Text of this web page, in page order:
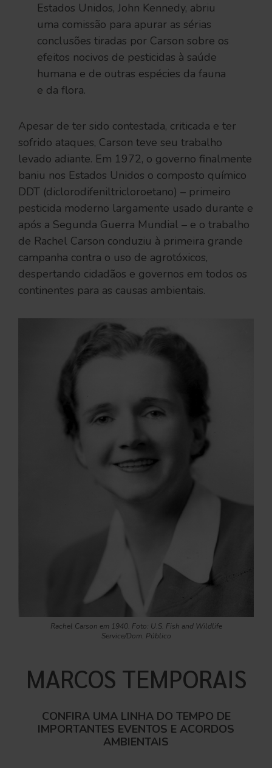
Estados Unidos, John Kennedy, abriu
uma comissão para apurar as sérias
conclusões tiradas por Carson sobre os
efeitos nocivos de pesticidas à saúde
humana e de outras espécies da fauna
e da flora.
Apesar de ter sido contestada, criticada e ter
sofrido ataques, Carson teve seu trabalho
levado adiante. Em 1972, o governo finalmente
baniu nos Estados Unidos o composto químico
DDT (diclorodifeniltricloroetano) – primeiro
pesticida moderno largamente usado durante e
após a Segunda Guerra Mundial – e o trabalho
de Rachel Carson conduziu à primeira grande
campanha contra o uso de agrotóxicos,
despertando cidadãos e governos em todos os
continentes para as causas ambientais.
Rachel Carson em 1940. Foto: U.S. Fish and Wildlife
Service/Dom. Público
MARCOS TEMPORAIS
CONFIRA UMA LINHA DO TEMPO DE
IMPORTANTES EVENTOS E ACORDOS
AMBIENTAIS